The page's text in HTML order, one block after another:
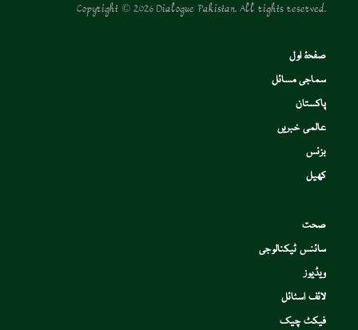
Copyright © 2026 Dialogue Pakistan. All rights reserved.
صفحۂ اول
سماجی مسائل
پاکستان
عالمی خبریں
بزنس
کھیل
صحت
سائنس ٹیکنالوجی
ویڈیوز
لائف اسٹائل
فیکٹ چیک